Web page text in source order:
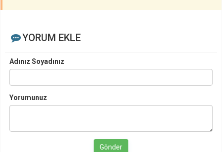
YORUM EKLE
Adınız Soyadınız
Yorumunuz
Gönder